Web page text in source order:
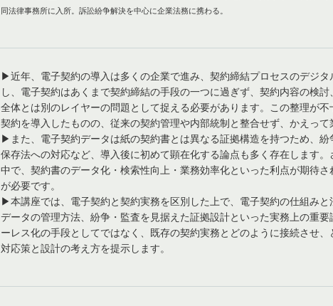
同法律事務所に入所。訴訟紛争解決を中心に企業法務に携わる。
▶近年、電子契約の導入は多くの企業で進み、契約締結プロセスのデジ
し、電子契約はあくまで契約締結の手段の一つに過ぎず、契約内容の検
全体とは別のレイヤーの問題として捉える必要があります。この整理が
契約を導入したものの、従来の契約管理や内部統制と整合せず、かえって
▶また、電子契約データは紙の契約書とは異なる証拠構造を持つため、
保存法への対応など、導入後に初めて顕在化する論点も多く存在します
中で、契約書のデータ化・検索性向上・業務効率化といった利点が期待
が必要です。
▶本講座では、電子契約と契約実務を区別した上で、電子契約の仕組み
データの管理方法、紛争・監査を見据えた証拠設計といった実務上の重
ーレス化の手段としてではなく、既存の契約実務とどのように接続させ
対応策と設計の考え方を提示します。